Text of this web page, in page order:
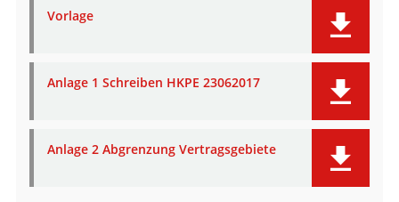
Vorlage
Anlage 1 Schreiben HKPE 23062017
Anlage 2 Abgrenzung Vertragsgebiete